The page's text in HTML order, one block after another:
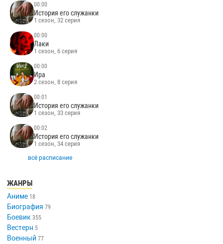
00:00
История его служанки
1 сезон, 32 серия
00:00
Лаки
1 сезон, 6 серия
00:00
Ира
2 сезон, 8 серия
00:01
История его служанки
1 сезон, 33 серия
00:02
История его служанки
1 сезон, 34 серия
всё расписание
ЖАНРЫ
Аниме 18
Биография 79
Боевик 355
Вестерн 5
Военный 77